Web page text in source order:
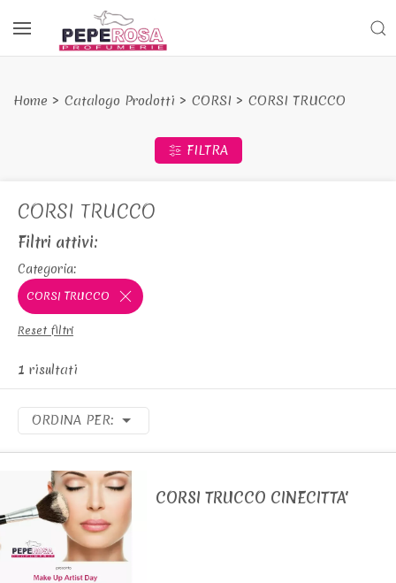
Home Catalogo Prodotti CORSI CORSI TRUCCO
FILTRA
CORSI TRUCCO
Filtri attivi:
Categoria:
CORSI TRUCCO
Reset filtri
1 risultati
ORDINA PER:
CORSI TRUCCO CINECITTA'